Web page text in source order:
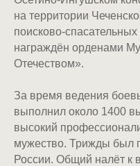
на территории
поисково-
награждён орденами
Отечеством».
За время ведения
выполнил около 1400
высокий
мужество. Трижды был
России. Общий налёт к